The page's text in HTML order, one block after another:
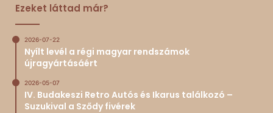
Ezeket láttad már?
2026-07-22
Nyílt levél a régi magyar rendszámok
újragyártásáért
2026-05-07
IV. Budakeszi Retro Autós és Ikarus találkozó –
Suzukival a Sződy fivérek